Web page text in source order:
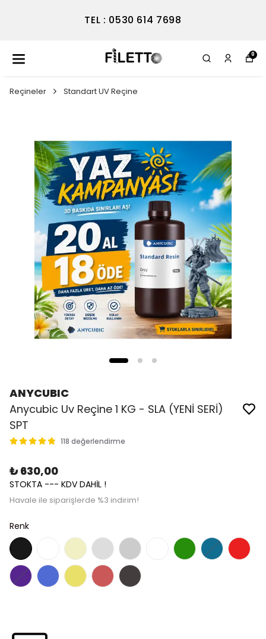
TEL : 0530 614 7698
0
Reçineler Standart UV Reçine
ANYCUBIC
Anycubic Uv Reçine 1 KG - SLA (YENİ SERİ)
SPT
118 değerlendirme
₺ 630,00
STOKTA --- KDV DAHİL !
Havale ile siparişlerde %3 indirim!
Renk